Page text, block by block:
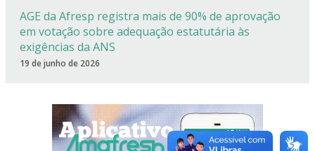
AGE da Afresp registra mais de 90% de aprovação
em votação sobre adequação estatutária às
exigências da ANS
19 de junho de 2026